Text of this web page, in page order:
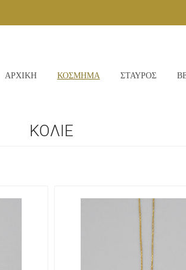
ΑΡΧΙΚΗ ΚΟΣΜΗΜΑ ΣΤΑΥΡΟΣ
ΚΟΛΙΕ